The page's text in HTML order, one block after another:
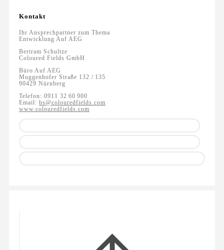
Kontakt
Ihr Ansprechpartner zum Thema
Entwicklung Auf AEG
Bertram Schultze
Coloured Fields GmbH
Büro Auf AEG
Muggenhofer Straße 132 / 135
90429 Nürnberg
Telefon: 0911 32 60 900
Email: bs@colouredfields.com
www.colouredfields.com